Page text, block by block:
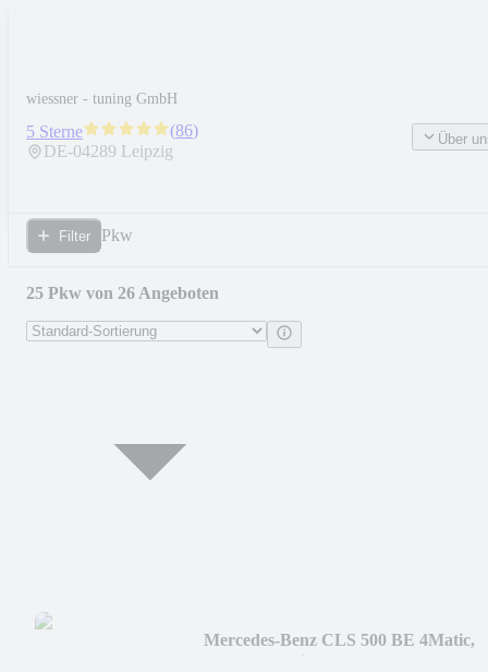
wiessner - tuning GmbH
5 Sterne (86)
DE-04289 Leipzig
Über
Filter Pkw
25 Pkw von 26 Angeboten
Mercedes-Benz CLS 500 BE 4Matic,